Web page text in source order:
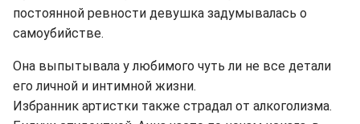
постоянной ревности девушка задумывалась о
самоубийстве.
Она выпытывала у любимого чуть ли не все детали
его личной и интимной жизни.
Избранник артистки также страдал от алкоголизма.